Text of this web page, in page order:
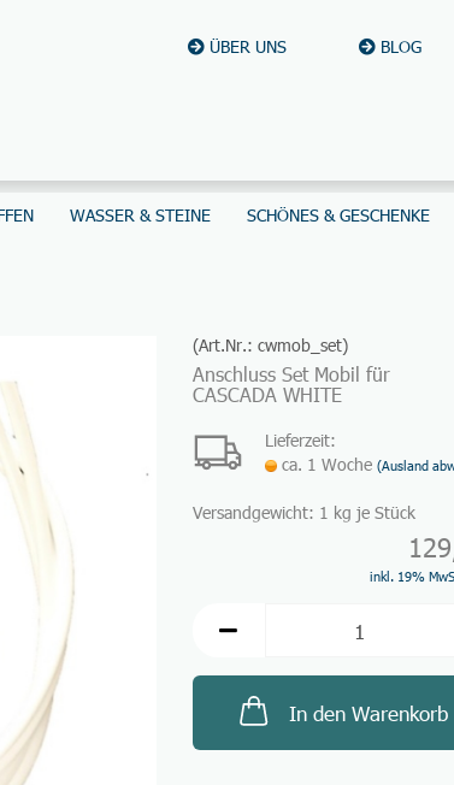
ÜBER UNS BLOG
WASSER & STEINE SCHÖNES & GESCHENKE
(Art.Nr.: cwmob_set)
Anschluss Set Mobil für
CASCADA WHITE
Lieferzeit:
ca. 1 Woche (Ausland
Versandgewicht: 1 kg je Stück
inkl. 19%
In den Warenkorb